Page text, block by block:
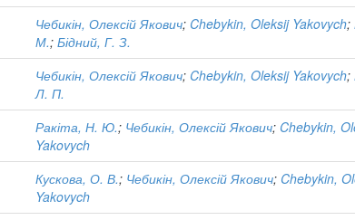
Чебикін, Олексій Якович; Chebykin, Oleksij Yakovych;
М.; Бідний, Г. З.
Чебикін, Олексій Якович; Chebykin, Oleksij Yakovych;
Л. П.
Ракіта, Н. Ю.; Чебикін, Олексій Якович; Chebykin,
Yakovych
Кускова, О. В.; Чебикін, Олексій Якович; Chebykin,
Yakovych